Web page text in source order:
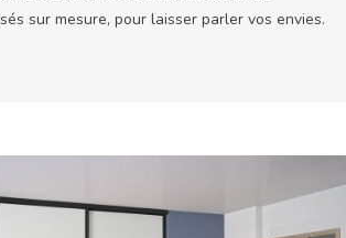
sur mesure, pour laisser parler vos envies.